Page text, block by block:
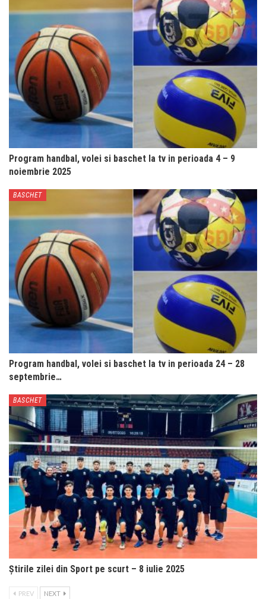
Program handbal, volei si baschet la tv in perioada 4 – 9
noiembrie 2025
BASCHET
Program handbal, volei si baschet la tv in perioada 24 – 28
septembrie…
BASCHET
Știrile zilei din Sport pe scurt – 8 iulie 2025
PREV NEXT